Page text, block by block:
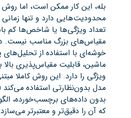
بله، این کار ممکن است، اما
محدودیت‌هایی دارد و تنها
تعداد ویژگی‌ها یا شاخص‌ها کم
مقیاس‌های بزرگ مناسب نیست.
خوشه‌ای با استفاده از تحلیل‌های
ماشین، قابلیت مقیاس‌پذیری بالا
ویژگی را دارد. این روش کاملا
مدل بدون‌نظارتی استفاده می‌کند
بدون داده‌های برچسب‌خورده،
که آن را دقیق‌تر و معتبرتر